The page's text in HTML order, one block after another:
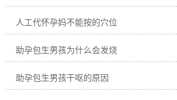
人工代怀孕妈不能按的穴位
助孕包生男孩为什么会发烧
助孕包生男孩干呕的原因